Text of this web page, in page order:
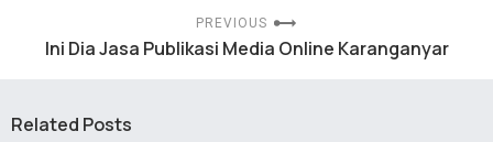
PREVIOUS
Ini Dia Jasa Publikasi Media Online Karanganyar
Related Posts